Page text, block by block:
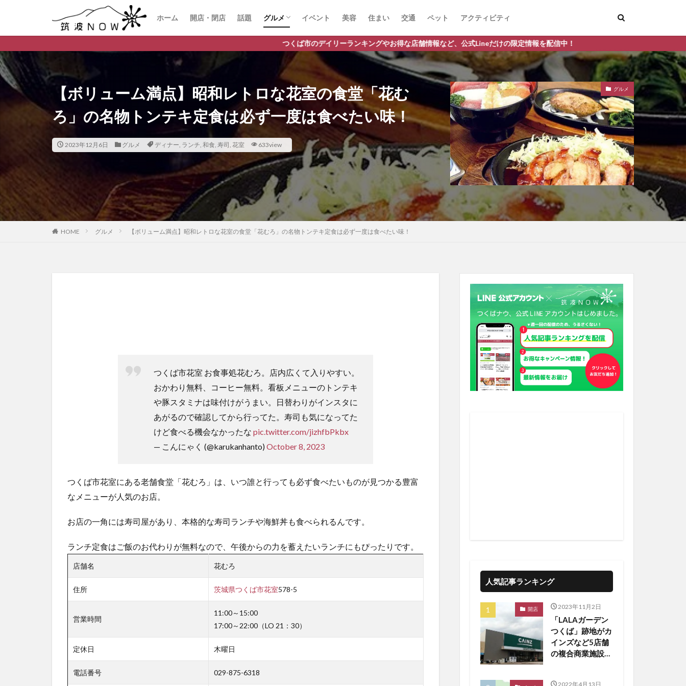
ホーム 開店・閉店 話題 グルメ
ラーメン
イベント 美容 住まい 交通 ペット アクティビティ
つくば市のデイリーランキングやお得な店舗情報など、公式Lineだけの限定情報を配信中！
【ボリューム満点】昭和レトロな花室の食堂「花む
ろ」の名物トンテキ定食は必ず一度は食べたい味！
2023年12月6日 グルメ ディナー, ランチ, 和食, 寿司, 花室 633view
グルメ
HOME グルメ 【ボリューム満点】昭和レトロな花室の食堂「花むろ」の名物トンテキ定食は必ず一度は食べたい味！
つくば市花室 お食事処花むろ。店内広くて入りやすい。
おかわり無料、コーヒー無料。看板メニューのトンテキ
や豚スタミナは味付けがうまい。日替わりがインスタに
あがるので確認してから行ってた。寿司も気になってた
けど食べる機会なかったな pic.twitter.com/jizhfbPkbx
— こんにゃく (@karukanhanto)October 8, 2023
つくば市花室にある老舗食堂「花むろ」は、いつ誰と行っても必ず食べたいものが見つかる豊富
なメニューが人気のお店。
お店の一角には寿司屋があり、本格的な寿司ランチや海鮮丼も食べられるんです。
ランチ定食はご飯のお代わりが無料なので、午後からの力を蓄えたいランチにもぴったりです。
店舗名 花むろ
住所 茨城県つくば市花室578-5
営業時間
11:00～15:00
17:00～22:00（LO 21：30）
定休日 木曜日
電話番号 029-875-6318
人気記事ランキング
開店 2023年11月2日
「LALAガーデン
つくば」跡地がカ
インズなど5店舗
の複合商業施設に
2022年4月13日